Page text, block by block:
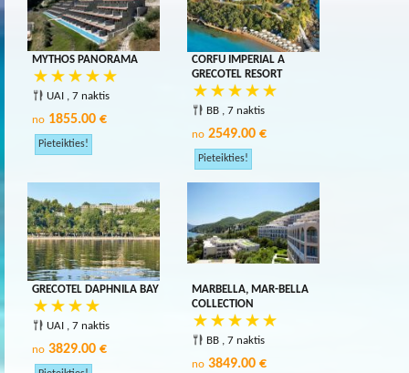
MYTHOS PANORAMA
UAI , 7 naktis
no 1855.00 €
CORFU IMPERIAL A
GRECOTEL RESORT
BB , 7 naktis
no 2549.00 €
GRECOTEL DAPHNILA BAY
UAI , 7 naktis
no 3829.00 €
MARBELLA, MAR-BELLA
COLLECTION
BB , 7 naktis
no 3849.00 €